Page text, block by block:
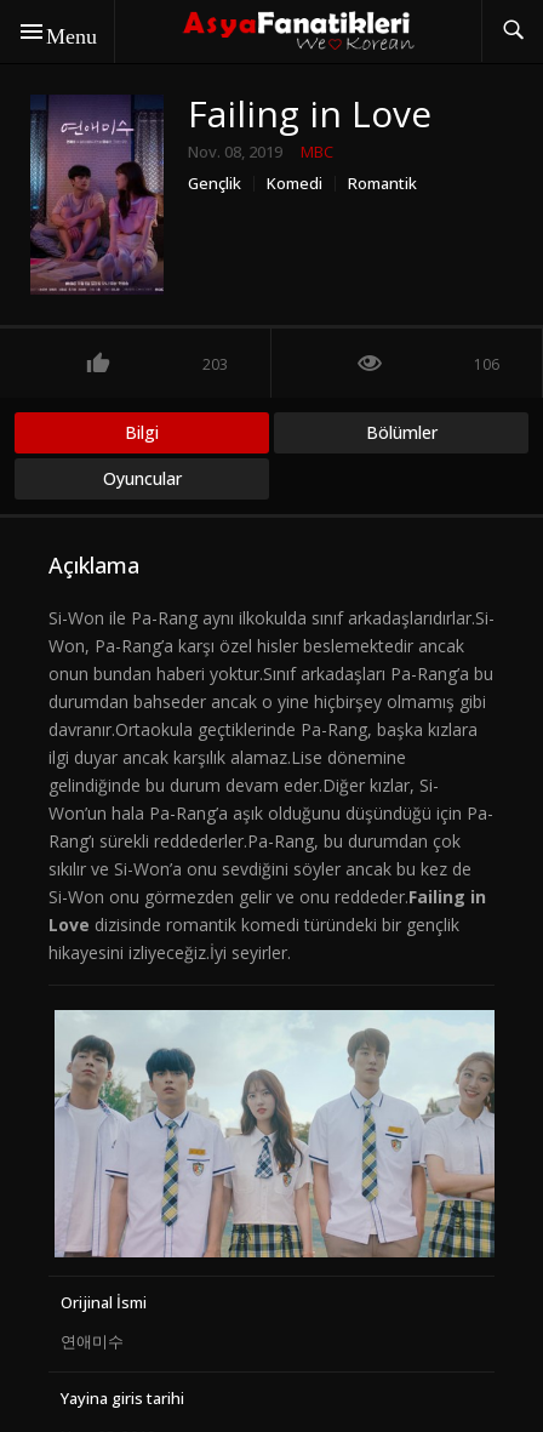
Menu
Failing in Love
Nov. 08, 2019
MBC
Gençlik
Komedi Romantik
203 106
Bilgi
Bölümler
Oyuncular
Açıklama
Si-Won ile Pa-Rang aynı ilkokulda sınıf arkadaşlarıdırlar.Si-
Won, Pa-Rang’a karşı özel hisler beslemektedir ancak
onun bundan haberi yoktur.Sınıf arkadaşları Pa-Rang’a bu
durumdan bahseder ancak o yine hiçbirşey olmamış gibi
davranır.Ortaokula geçtiklerinde Pa-Rang, başka kızlara
ilgi duyar ancak karşılık alamaz.Lise dönemine
gelindiğinde bu durum devam eder.Diğer kızlar, Si-
Won’un hala Pa-Rang’a aşık olduğunu düşündüğü için Pa-
Rang’ı sürekli reddederler.Pa-Rang, bu durumdan çok
sıkılır ve Si-Won’a onu sevdiğini söyler ancak bu kez de
Si-Won onu görmezden gelir ve onu reddeder.Failing in
Love dizisinde romantik komedi türündeki bir gençlik
hikayesini izliyeceğiz.İyi seyirler.
Orijinal İsmi
연애미수
Yayina giris tarihi